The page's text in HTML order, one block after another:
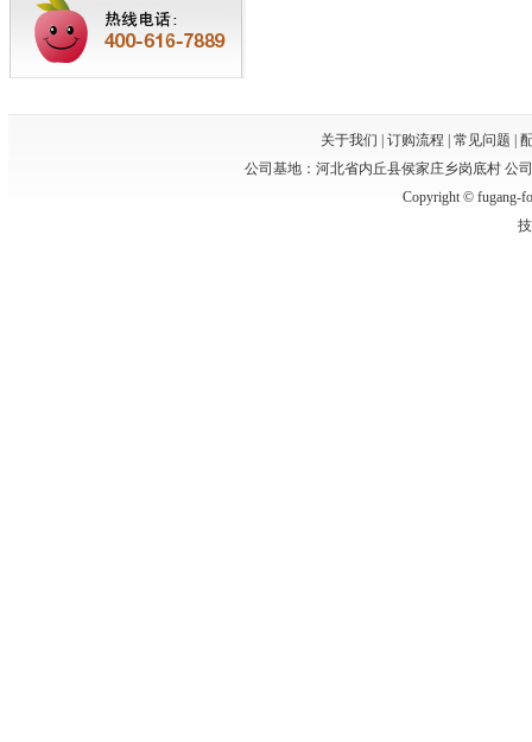
关于我们 订购流程 常见问题
公司基地：河北省内丘县侯家庄乡岗底村 公
Copyright © fugang-